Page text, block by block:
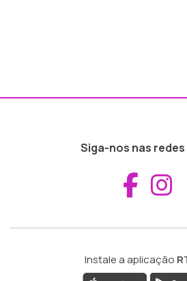
Siga-nos nas
Instale a aplicação